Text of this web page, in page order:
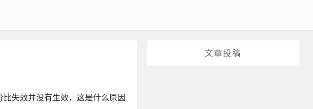
文章投稿
失效并没有生效，这是什么原因